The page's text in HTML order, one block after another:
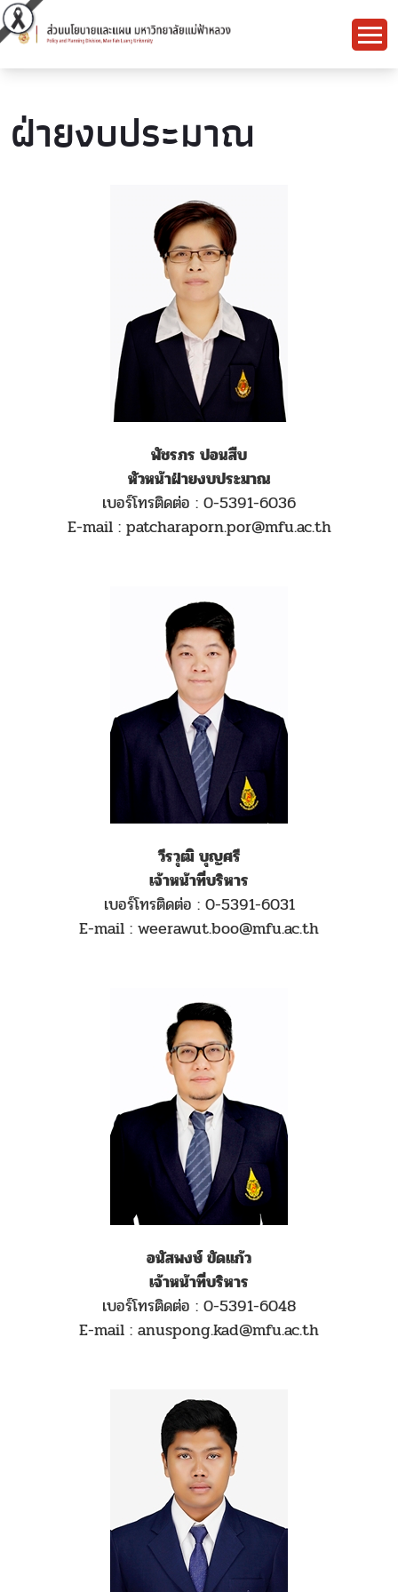
ฝ่ายงบประมาณ
พัชรภร ปอนสืบ
หัวหน้าฝ่ายงบประมาณ
เบอร์โทรติดต่อ : 0-5391-6036
E-mail : patcharaporn.por@mfu.ac.th
วีรวุฒิ บุญศรี
เจ้าหน้าที่บริหาร
เบอร์โทรติดต่อ : 0-5391-6031
E-mail : weerawut.boo@mfu.ac.th
อนัสพงษ์ ขัดแก้ว
เจ้าหน้าที่บริหาร
เบอร์โทรติดต่อ : 0-5391-6048
E-mail : anuspong.kad@mfu.ac.th